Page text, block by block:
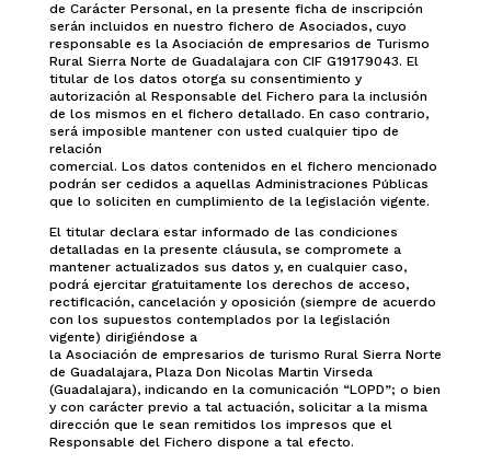
de Carácter Personal, en la presente ficha de inscripción
serán incluidos en nuestro fichero de Asociados, cuyo
responsable es la Asociación de empresarios de Turismo
Rural Sierra Norte de Guadalajara con CIF G19179043. El
titular de los datos otorga su consentimiento y
autorización al Responsable del Fichero para la inclusión
de los mismos en el fichero detallado. En caso contrario,
será imposible mantener con usted cualquier tipo de
relación
comercial. Los datos contenidos en el fichero mencionado
podrán ser cedidos a aquellas Administraciones Públicas
que lo soliciten en cumplimiento de la legislación vigente.
El titular declara estar informado de las condiciones
detalladas en la presente cláusula, se compromete a
mantener actualizados sus datos y, en cualquier caso,
podrá ejercitar gratuitamente los derechos de acceso,
rectificación, cancelación y oposición (siempre de acuerdo
con los supuestos contemplados por la legislación
vigente) dirigiéndose a
la Asociación de empresarios de turismo Rural Sierra Norte
de Guadalajara, Plaza Don Nicolas Martin Virseda
(Guadalajara), indicando en la comunicación “LOPD”; o bien
y con carácter previo a tal actuación, solicitar a la misma
dirección que le sean remitidos los impresos que el
Responsable del Fichero dispone a tal efecto.